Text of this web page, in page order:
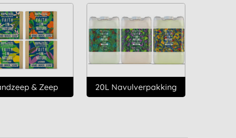
& Zeep 20L Navulverpakking